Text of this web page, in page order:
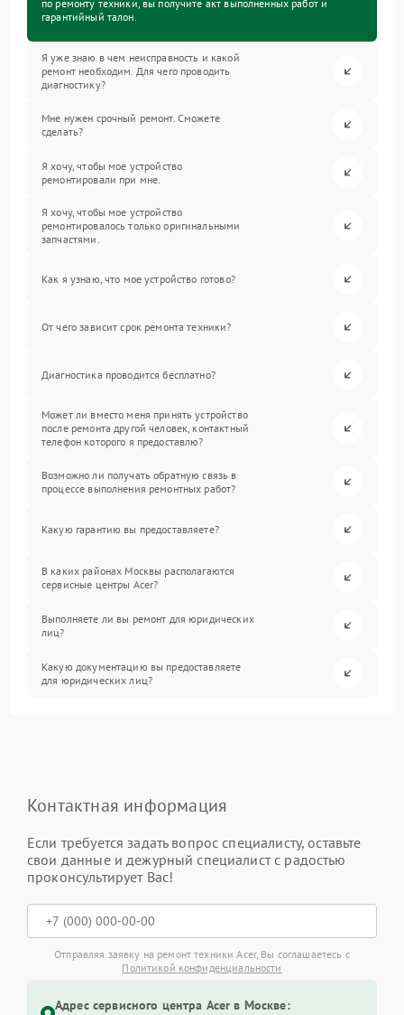
по ремонту техники, вы получите акт выполненных работ и
гарантийный талон.
Я уже знаю в чем неисправность и какой
ремонт необходим. Для чего проводить
диагностику?
Мне нужен срочный ремонт. Сможете
сделать?
Я хочу, чтобы мое устройство
ремонтировали при мне.
Я хочу, чтобы мое устройство
ремонтировалось только оригинальными
запчастями.
Как я узнаю, что мое устройство готово?
От чего зависит срок ремонта техники?
Диагностика проводится бесплатно?
Может ли вместо меня принять устройство
после ремонта другой человек, контактный
телефон которого я предоставлю?
Возможно ли получать обратную связь в
процессе выполнения ремонтных работ?
Какую гарантию вы предоставляете?
В каких районах Москвы располагаются
сервисные центры Acer?
Выполняете ли вы ремонт для юридических
лиц?
Какую документацию вы предоставляете
для юридических лиц?
Контактная информация
Если требуется задать вопрос специалисту, оставьте
свои данные и дежурный специалист с радостью
проконсультирует Вас!
Отправляя заявку на ремонт техники Acer, Вы соглашаетесь с
Политикой конфиденциальности
Адрес сервисного центра Acer в Москве: